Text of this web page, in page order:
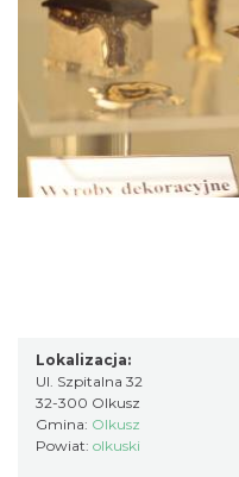
Lokalizacja:
Ul. Szpitalna 32
32-300 Olkusz
Gmina: Olkusz
Powiat: olkuski